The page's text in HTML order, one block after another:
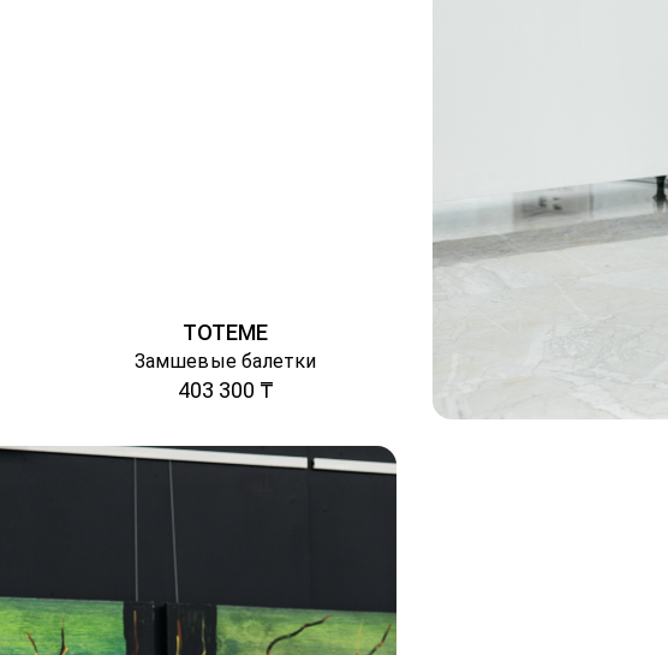
TOTEME
Замшевые балетки
403 300 ₸